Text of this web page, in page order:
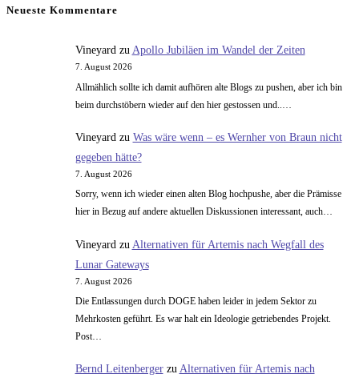
ein
Neueste Kommentare
Vineyardzu Apollo Jubiläen im Wandel der Zeiten
7. August 2026
Allmählich sollte ich damit aufhören alte Blogs zu pushen, aber ich bin
beim durchstöbern wieder auf den hier gestossen und..…
Vineyard zu Was wäre wenn – es Wernher von Braun nicht
gegeben hätte?
7. August 2026
Sorry, wenn ich wieder einen alten Blog hochpushe, aber die Prämisse
hier in Bezug auf andere aktuellen Diskussionen interessant, auch…
Vineyard zu Alternativen für Artemis nach Wegfall des
Lunar Gateways
7. August 2026
Die Entlassungen durch DOGE haben leider in jedem Sektor zu
Mehrkosten geführt. Es war halt ein Ideologie getriebendes Projekt.
Post…
Bernd Leitenbergerzu Alternativen für Artemis nach